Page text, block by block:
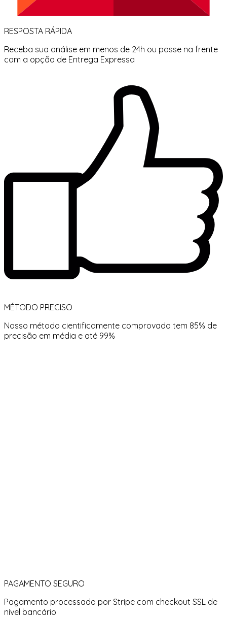
RESPOSTA RÁPIDA
Receba sua análise em menos de 24h ou passe na frente
com a opção de Entrega Expressa
MÉTODO PRECISO
Nosso método cientificamente comprovado tem 85% de
precisão em média e até 99%
PAGAMENTO SEGURO
Pagamento processado por Stripe com checkout SSL de
nível bancário